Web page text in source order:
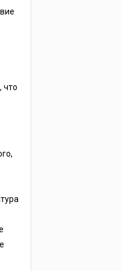
что